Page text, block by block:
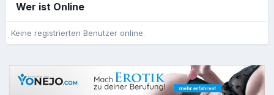
Wer ist Online
Keine registrierten Benutzer online.